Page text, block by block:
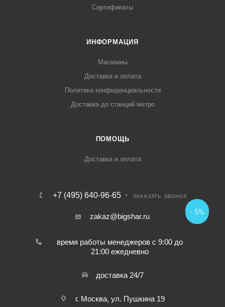
Сертификаты
ИНФОРМАЦИЯ
Магазины
Доставка и оплата
Политика конфиденциальности
Доставка до станций метро
ПОМОЩЬ
Доставка и оплата
+7 (495) 640-96-65 ЗАКАЗАТЬ ЗВОНОК
zakaz@bigshar.ru
время работы менеджеров с 9:00 до
21:00 ежедневно
доставка 24/7
г. Москва, ул. Пушкина 19
- 5%